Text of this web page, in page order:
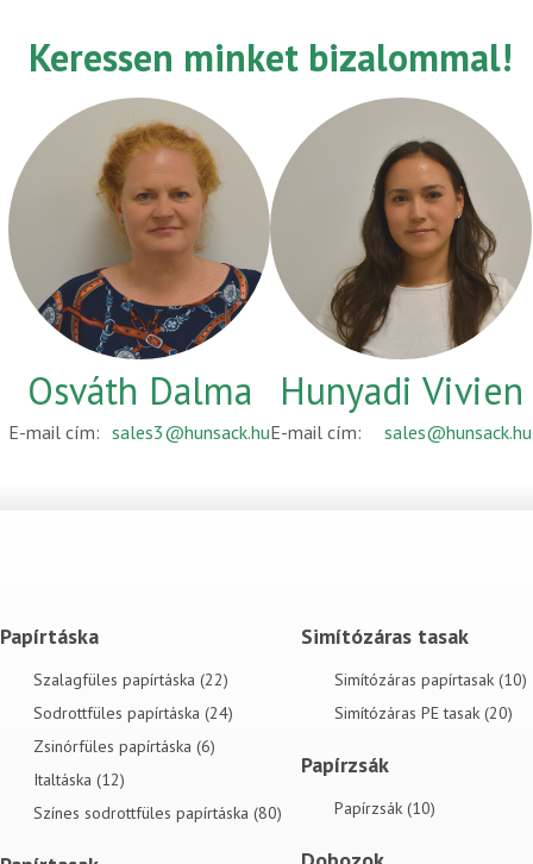
Keressen minket bizalommal!
Osváth Dalma
E-mail cím: sales3@hunsack.hu
Hunyadi Vivien
E-mail cím: sales@hunsack.hu
Papírtáska
Szalagfüles papírtáska (22)
Sodrottfüles papírtáska (24)
Zsinórfüles papírtáska (6)
Italtáska (12)
Színes sodrottfüles papírtáska (80)
Simítózáras tasak
Simítózáras papírtasak (10)
Simítózáras PE tasak (20)
Papírzsák
Papírzsák (10)